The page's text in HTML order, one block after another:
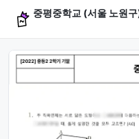
중평중학교 (서울 노원